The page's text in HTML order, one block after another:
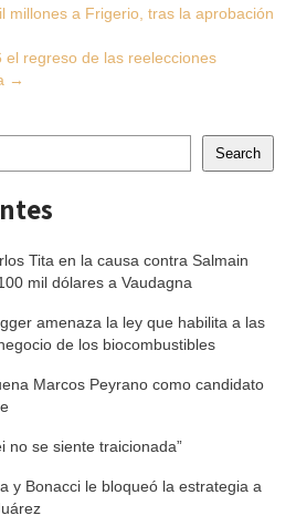
millones a Frigerio, tras la aprobación
el regreso de las reelecciones
→
Search
Tita en la causa contra Salmain
mil dólares a Vaudagna
amenaza la ley que habilita a las
de los biocombustibles
Marcos Peyrano como candidato
no se siente traicionada”
y Bonacci le bloqueó la estrategia a